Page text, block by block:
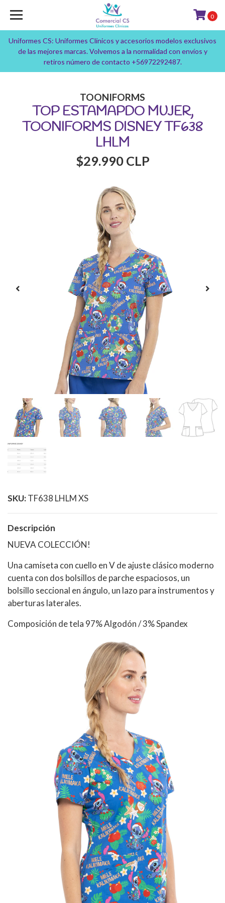
Uniformes CS: Uniformes Clínicos y accesorios modelos exclusivos
de las mejores marcas. Volvemos a la normalidad con envíos y
retiros número de contacto +56972292487.
0
TOONIFORMS
TOP ESTAMAPDO MUJER,
TOONIFORMS DISNEY TF638
LHLM
$29.990 CLP
SKU:TF638 LHLM XS
Descripción
NUEVA COLECCIÓN!
Una camiseta con cuello en V de ajuste clásico moderno
cuenta con dos bolsillos de parche espaciosos, un
bolsillo seccional en ángulo, un lazo para instrumentos y
aberturas laterales.
Composición de tela 97% Algodón / 3% Spandex